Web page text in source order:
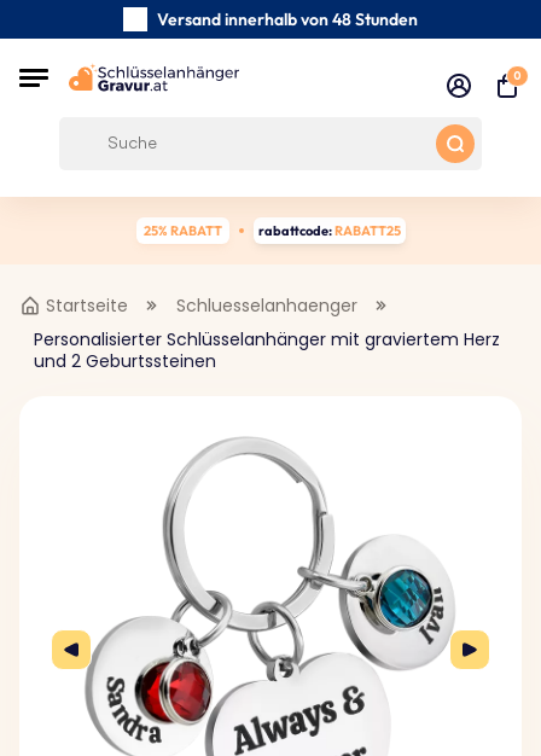
Versand innerhalb von 48 Stunden
0
25% RABATT rabattcode:RABATT25
Startseite
Schluesselanhaenger
Personalisierter Schlüsselanhänger mit graviertem Herz
und 2 Geburtssteinen